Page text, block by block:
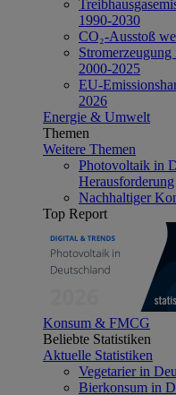
1990-2030
CO₂-Ausstoß
2000-2025
EU-
2026
Energie & Umwelt
Themen
Weitere Themen
Photovoltaik in
Herausforderung
Nachhaltiger
Top Report
Konsum & FMCG
Beliebte Statistiken
Aktuelle Statistiken
Vegetarier in
Bierkonsum in